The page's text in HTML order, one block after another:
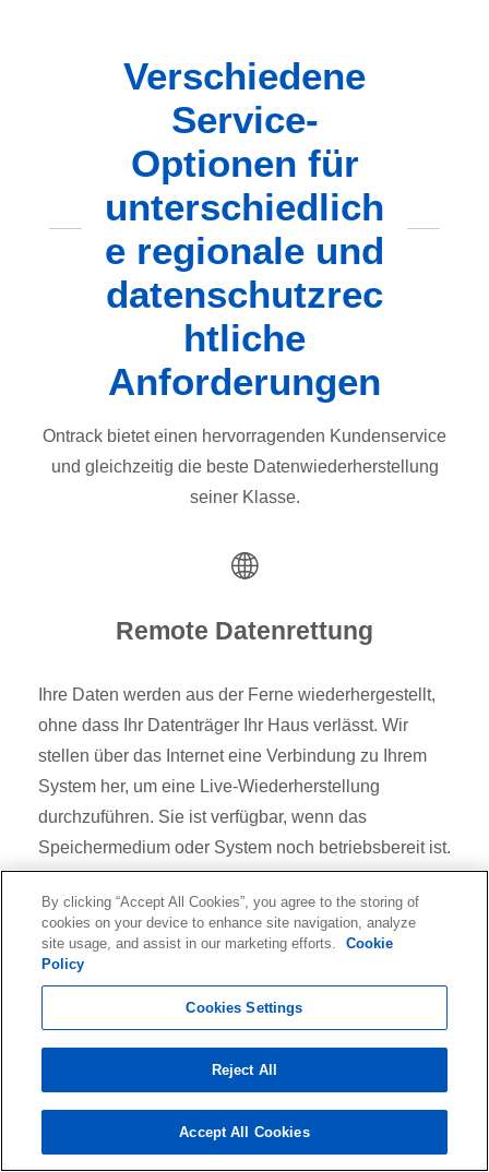
Verschiedene
Service-
Optionen für
unterschiedlich
e regionale und
datenschutzrec
htliche
Anforderungen
Ontrack bietet einen hervorragenden Kundenservice
und gleichzeitig die beste Datenwiederherstellung
seiner Klasse.
Remote Datenrettung
Ihre Daten werden aus der Ferne wiederhergestellt,
ohne dass Ihr Datenträger Ihr Haus verlässt. Wir
stellen über das Internet eine Verbindung zu Ihrem
System her, um eine Live-Wiederherstellung
durchzuführen. Sie ist verfügbar, wenn das
Speichermedium oder System noch betriebsbereit ist.
Bei der Datenfernwiederherstellung kann die Arbeit
innerhalb weniger Stunden beginnen.
In-lab Datenrettung
Unsere fortschrittlichen Reinraumeinrichtungen
erhöhen die Datenmenge, die von beschädigten
By clicking “Accept All Cookies”, you agree to the storing of
cookies on your device to enhance site navigation, analyze
site usage, and assist in our marketing efforts.
Cookie
Policy
Cookies Settings
Reject All
Accept All Cookies